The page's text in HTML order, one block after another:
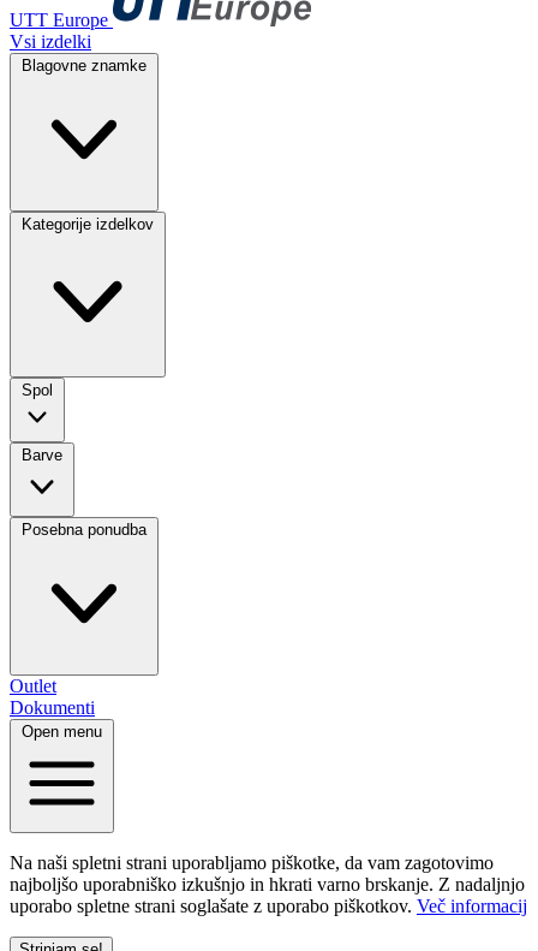
UTT Europe
Vsi izdelki
Blagovne znamke
Kategorije izdelkov
Spol
Barve
Posebna ponudba
Outlet
Dokumenti
Open menu
Na naši spletni strani uporabljamo piškotke, da vam zagotovimo
najboljšo uporabniško izkušnjo in hkrati varno brskanje. Z nadaljnjo
uporabo spletne strani soglašate z uporabo piškotkov. Več informacij